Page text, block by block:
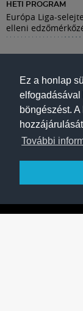
Ez a honlap
elfogadásával
böngészést.
További
HETI PROGRAM
Európa Liga-
elleni